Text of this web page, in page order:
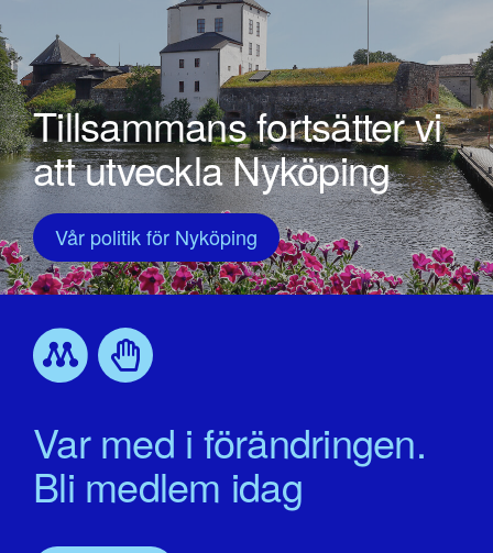
Tillsammans fortsätter vi
att utveckla Nyköping
Vår politik för Nyköping
Var med i förändringen.
Bli medlem idag